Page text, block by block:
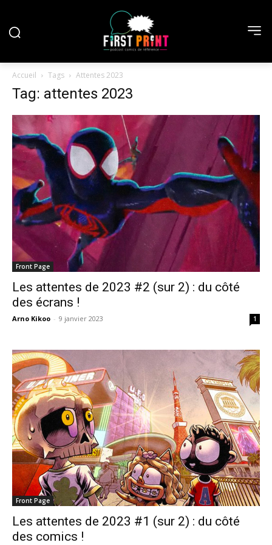
Accueil Tags Attentes 2023
Tag: attentes 2023
Front Page
Les attentes de 2023 #2 (sur 2) : du côté
des écrans !
Arno Kikoo - 9 janvier 2023 1
Front Page
Les attentes de 2023 #1 (sur 2) : du côté
des comics !